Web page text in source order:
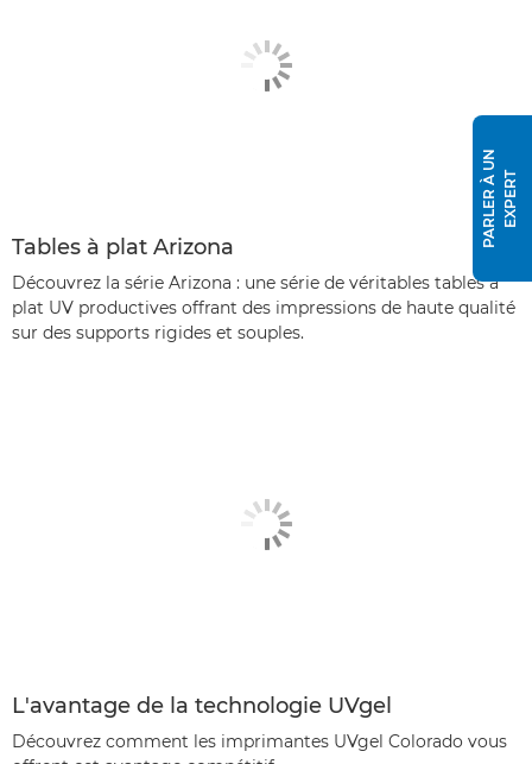
Tables à plat Arizona
Découvrez la série Arizona : une série de véritables tables à
plat UV productives offrant des impressions de haute qualité
sur des supports rigides et souples.
L'avantage de la technologie UVgel
Découvrez comment les imprimantes UVgel Colorado vous
P
A
R
L
E
R
À
U
N
E
X
P
E
RT